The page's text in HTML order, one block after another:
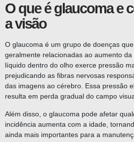
O que é glaucoma e
a visão
O glaucoma é um grupo de doenças
geralmente relacionadas ao aumento da
líquido dentro do olho exerce pressão
prejudicando as fibras nervosas
das imagens ao cérebro. Essa pressão
resulta em perda gradual do campo
Além disso, o glaucoma pode afetar
incidência aumenta com a idade,
ainda mais importantes para a